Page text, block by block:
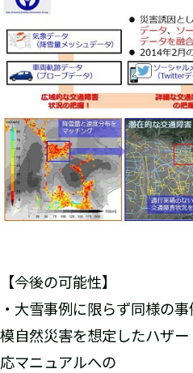
【今後の可能性】
・大雪事例に限らず同様の
模自然災害を想定したハザ
応マニュアルへの